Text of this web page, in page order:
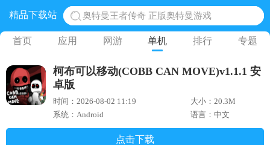
精品下载站
地铁跑酷体验服国际服 地铁跑酷体验服版本
网易光遇手游正版 点亮星空共庆周年
蛋仔派对下载 蛋仔派对体验服
首页 应用 网游 单机 排行 专题
柯布可以移动(COBB CAN MOVE)v1.1.1 安
卓版
时间：2026-08-02 11:19
大小：20.3M
系统：Android
语言：中文
点击下载